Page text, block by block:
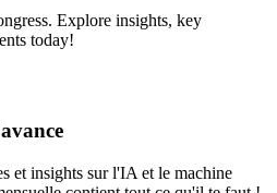
Explore insights, key
today!
et insights sur l'IA et le machine